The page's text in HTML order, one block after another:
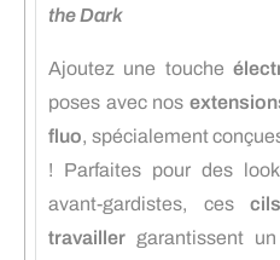
the Dark
Ajoutez une touche
poses avec nos
fluo, spécialement
! Parfaites pour des
avant-gardistes, ces
travailler garantissent